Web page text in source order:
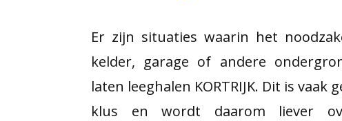
Er zijn situaties waarin het
kelder, garage of andere
laten leeghalen KORTRIJK. Dit is vaak
klus en wordt daarom liever